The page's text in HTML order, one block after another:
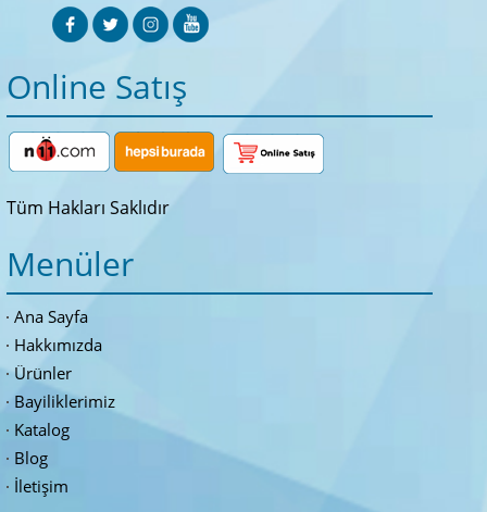
Online Satış
Tüm Hakları Saklıdır
Menüler
Ana Sayfa
Hakkımızda
Ürünler
Bayiliklerimiz
Katalog
Blog
İletişim